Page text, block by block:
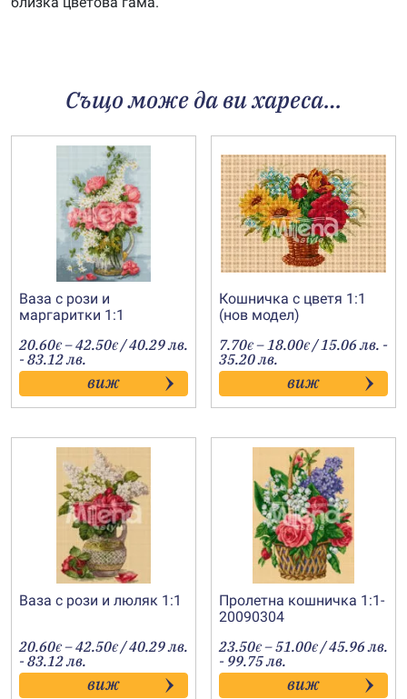
Също може да ви хареса…
Ваза с рози и
маргаритки 1:1
20.60€ –42.50€Price
range:
20.60€
through
42.50€
/ 40.29 лв.
- 83.12 лв.
виж
Кошничка с цветя 1:1
(нов модел)
7.70€ –18.00€Price
range:
7.70€
through
18.00€
/ 15.06 лв. -
35.20 лв.
виж
Ваза с рози и люляк 1:1
20.60€ –42.50€Price
range:
20.60€
through
/ 40.29 лв.
- 83.12 лв.
виж
Пролетна кошничка 1:1-
20090304
23.50€ –51.00€Price
range:
23.50€
through
/ 45.96 лв.
- 99.75 лв.
виж